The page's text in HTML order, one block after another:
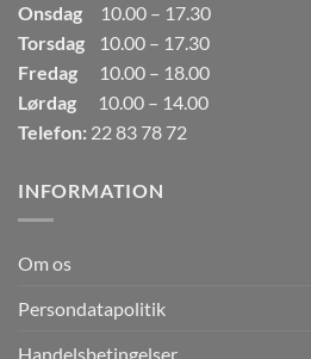
Onsdag
10.00 – 17.30
Torsdag
10.00 – 17.30
Fredag
10.00 – 18.00
Lørdag
10.00 – 14.00
Telefon: 22 83 78 72
INFORMATION
Om os
Persondatapolitik
Handelsbetingelser